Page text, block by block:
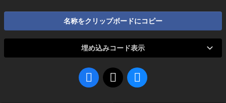
名称をクリップボードにコピー
埋め込みコード表示